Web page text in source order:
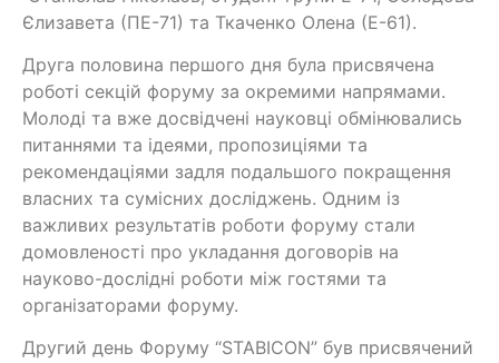
Єлизавета (ПЕ-71) та Ткаченко Олена (Е-61).
Друга половина першого дня була присвячена
роботі секцій форуму за окремими напрямами.
Молоді та вже досвідчені науковці обмінювались
питаннями та ідеями, пропозиціями та
рекомендаціями задля подальшого покращення
власних та сумісних досліджень. Одним із
важливих результатів роботи форуму стали
домовленості про укладання договорів на
науково-дослідні роботи між гостями та
організаторами форуму.
Другий день Форуму “STABICON” був присвячений